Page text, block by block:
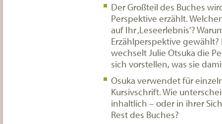
Der Großteil des Buches
Perspektive erzählt.
auf Ihr ‚Leseerlebnis’?
Erzählperspektive
wechselt Julie Otsuka die
sich vorstellen, was sie
Osuka verwendet für
Kursivschrift. Wie
inhaltlich – oder in ihrer
Rest des Buches?